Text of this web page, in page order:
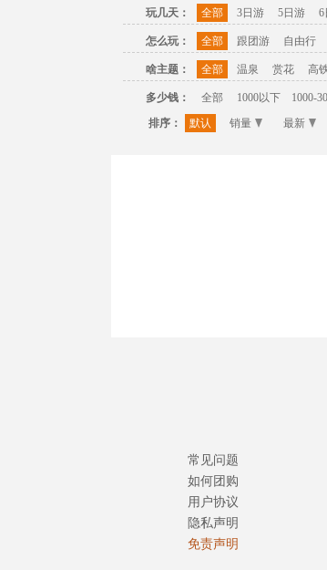
玩几天： 全部 3日游 5日游 6
怎么玩： 全部 跟团游 自由行
啥主题： 全部 温泉 赏花 高
多少钱： 全部 1000以下 1000-
排序：
默认 销量 最新
常见问题
如何团购
用户协议
隐私声明
免责声明